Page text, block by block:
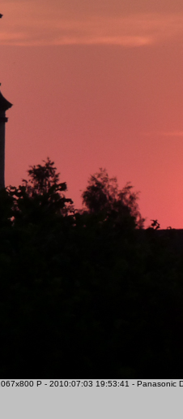
P - 2010:07:03 19:53:41 - Panasonic